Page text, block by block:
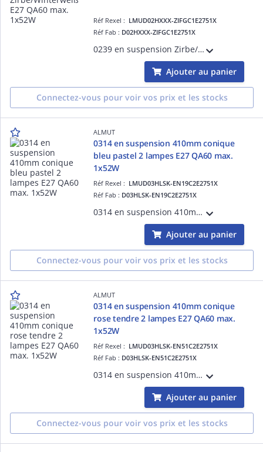
Réf Rexel : LMUD02HXXX-ZIFGC1E2751X
Réf Fab : D02HXXX-ZIFGC1E2751X
0239 en suspension Zirbe/WinterweißE27 QA60 max. 1x52W
Ajouter au panier
Connectez-vous pour voir vos prix et les stocks
ALMUT
0314 en suspension 410mm conique
bleu pastel 2 lampes E27 QA60 max.
1x52W
Réf Rexel : LMUD03HLSK-EN19C2E2751X
Réf Fab : D03HLSK-EN19C2E2751X
0314 en suspension 410mm coniquebleu pastel 2 lampes E27 QA60 max. 1x52W
Ajouter au panier
Connectez-vous pour voir vos prix et les stocks
ALMUT
0314 en suspension 410mm conique
rose tendre 2 lampes E27 QA60 max.
1x52W
Réf Rexel : LMUD03HLSK-EN51C2E2751X
Réf Fab : D03HLSK-EN51C2E2751X
0314 en suspension 410mm coniquerose tendre 2 lampes E27 QA60 max. 1x52W
Ajouter au panier
Connectez-vous pour voir vos prix et les stocks